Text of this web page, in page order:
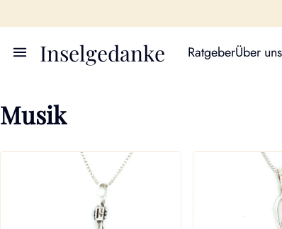
Inselgedanke RatgeberÜber uns
Musik